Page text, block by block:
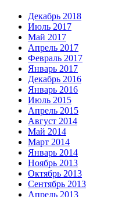
Декабрь 2018
Июль 2017
Май 2017
Апрель 2017
Февраль 2017
Январь 2017
Декабрь 2016
Январь 2016
Июль 2015
Апрель 2015
Август 2014
Май 2014
Март 2014
Январь 2014
Ноябрь 2013
Октябрь 2013
Сентябрь 2013
Апрель 2013